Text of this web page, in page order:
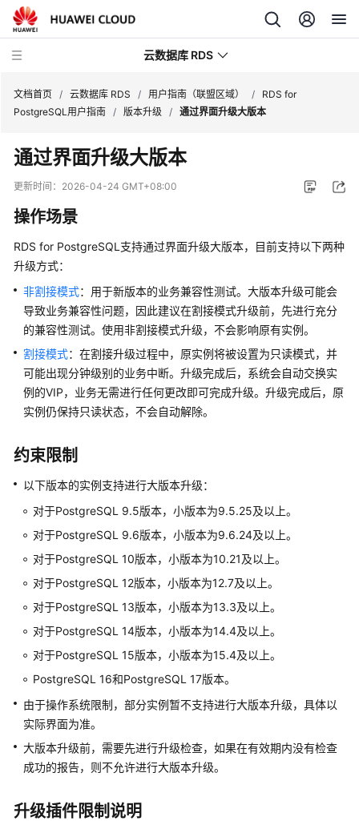
云数据库 RDS
产
介
绍
计
费
说
明
快
速
入
门
内
介
绍
用
户
指
最
佳
践
性
能
白
皮
文档首页 / 云数据库 RDS / 用户指南（联盟区域） /
RDS for
PostgreSQL用户指南 / 版本升级 / 通过界面升级大版本
通过界面升级大版本
更新时间： 2026-04-24 GMT+08:00
操作场景
RDS for PostgreSQL支持通过界面升级大版本，目前支持以下两种
升级方式：
非割接模式：用于新版本的业务兼容性测试。大版本升级可能会
导致业务兼容性问题，因此建议在割接模式升级前，先进行充分
的兼容性测试。使用非割接模式升级，不会影响原有实例。
割接模式：在割接升级过程中，原实例将被设置为只读模式，并
可能出现分钟级别的业务中断。升级完成后，系统会自动交换实
例的VIP，业务无需进行任何更改即可完成升级。升级完成后，原
实例仍保持只读状态，不会自动解除。
约束限制
以下版本的实例支持进行大版本升级：
对于PostgreSQL 9.5版本，小版本为9.5.25及以上。
对于PostgreSQL 9.6版本，小版本为9.6.24及以上。
对于PostgreSQL 10版本，小版本为10.21及以上。
对于PostgreSQL 12版本，小版本为12.7及以上。
对于PostgreSQL 13版本，小版本为13.3及以上。
对于PostgreSQL 14版本，小版本为14.4及以上。
对于PostgreSQL 15版本，小版本为15.4及以上。
PostgreSQL 16和PostgreSQL 17版本。
由于操作系统限制，部分实例暂不支持进行大版本升级，具体以
实际界面为准。
大版本升级前，需要先进行升级检查，如果在有效期内没有检查
成功的报告，则不允许进行大版本升级。
升级插件限制说明